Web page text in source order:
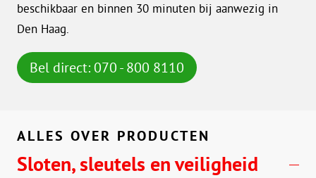
beschikbaar en binnen 30 minuten bij aanwezig in
Den Haag.
Bel direct: 070 - 800 8110
ALLES OVER PRODUCTEN
Sloten, sleutels en veiligheid